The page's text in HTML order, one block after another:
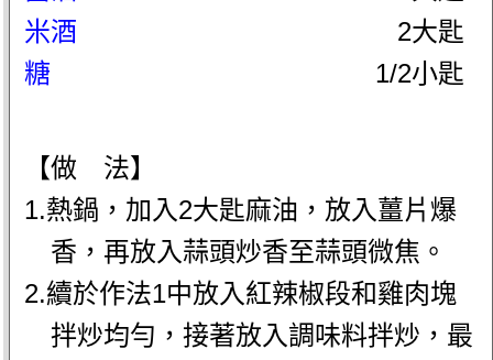
米酒
2大匙
糖
1/2小匙
【做 法】
1.熱鍋，加入2大匙麻油，放入薑片爆
香，再放入蒜頭炒香至蒜頭微焦。
2.續於作法1中放入紅辣椒段和雞肉塊
拌炒均勻，接著放入調味料拌炒，最